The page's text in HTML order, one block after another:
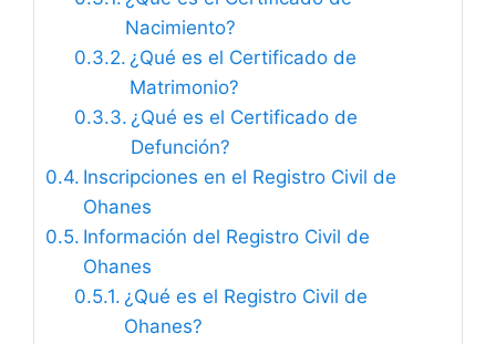
Nacimiento?
¿Qué es el Certificado de
Matrimonio?
¿Qué es el Certificado de
Defunción?
Inscripciones en el Registro Civil de
Ohanes
Información del Registro Civil de
Ohanes
¿Qué es el Registro Civil de
Ohanes?